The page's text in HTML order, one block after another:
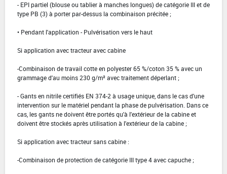
- EPI partiel (blouse ou tablier à manches longues) de catégorie III et de
type PB (3) à porter par-dessus la combinaison précitée ;
• Pendant l'application - Pulvérisation vers le haut
Si application avec tracteur avec cabine
-Combinaison de travail cotte en polyester 65 %/coton 35 % avec un
grammage d'au moins 230 g/m² avec traitement déperlant ;
- Gants en nitrile certifiés EN 374-2 à usage unique, dans le cas d'une
intervention sur le matériel pendant la phase de pulvérisation. Dans ce
cas, les gants ne doivent être portés qu'à l'extérieur de la cabine et
doivent être stockés après utilisation à l'extérieur de la cabine ;
Si application avec tracteur sans cabine :
-Combinaison de protection de catégorie III type 4 avec capuche ;